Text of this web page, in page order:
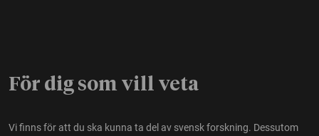
För dig som vill veta
Vi finns för att du ska kunna ta del av svensk forskning. Dessutom